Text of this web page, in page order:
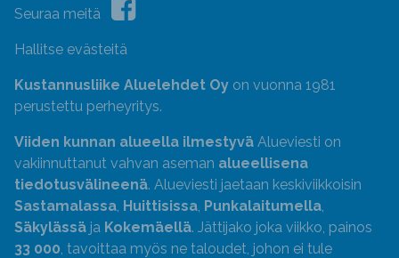
Seuraa meitä
Hallitse evästeitä
Kustannusliike Aluelehdet Oy on vuonna 1981
perustettu perheyritys.
Viiden kunnan alueella ilmestyvä Alueviesti on
vakiinnuttanut vahvan aseman alueellisena
tiedotusvälineenä. Alueviesti jaetaan keskiviikkoisin
Sastamalassa Huittisissa Punkalaitumella
Säkylässä ja Kokemäellä. Jättijako joka viikko, painos
33 000 , tavoittaa myös ne taloudet, johon ei tule